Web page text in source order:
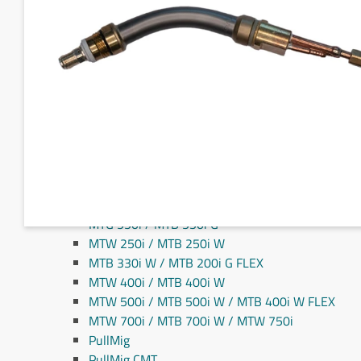
Fronius MIG/MAG svejseslanger
Fronius TIG svejseslanger
Sliddele til svejseslanger
Sliddele Fronius
MTG 550i / MTB 550i G
MTW 250i / MTB 250i W
MTB 330i W / MTB 200i G FLEX
MTW 400i / MTB 400i W
MTW 500i / MTB 500i W / MTB 400i W FLEX
MTW 700i / MTB 700i W / MTW 750i
PullMig